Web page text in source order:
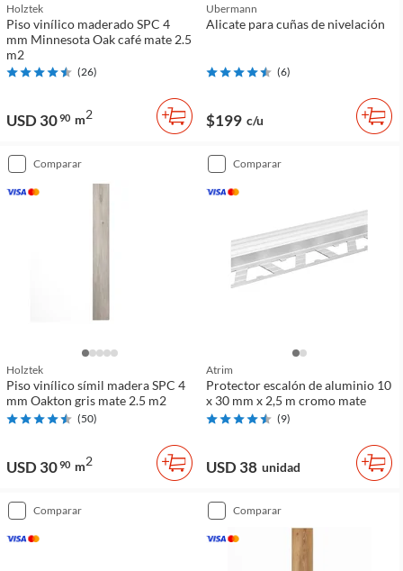
Holztek
Piso vinílico maderado SPC 4
mm Minnesota Oak café mate 2.5
m2
(26)
USD 3090 m2
Ubermann
Alicate para cuñas de nivelación
(6)
$199 c/u
comparar
Holztek
Piso vinílico símil madera SPC 4
mm Oakton gris mate 2.5 m2
(50)
USD 3090 m2
comparar
Atrim
Protector escalón de aluminio 10
x 30 mm x 2,5 m cromo mate
(9)
USD 38 unidad
comparar comparar